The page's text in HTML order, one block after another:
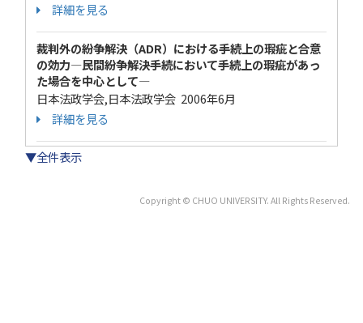
詳細を見る
裁判外の紛争解決（ADR）における手続上の瑕疵と合意
の効力―民間紛争解決手続において手続上の瑕疵があっ
た場合を中心として―
日本法政学会,日本法政学会 2006年6月
詳細を見る
▼全件表示
Copyright © CHUO UNIVERSITY. All Rights Reserved.